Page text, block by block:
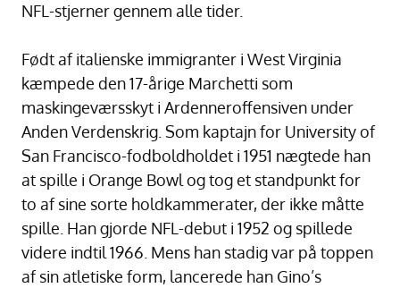
NFL-stjerner gennem alle tider.
Født af italienske immigranter i West Virginia
kæmpede den 17-årige Marchetti som
maskingeværsskyt i Ardenneroffensiven under
Anden Verdenskrig. Som kaptajn for University of
San Francisco-fodboldholdet i 1951 nægtede han
at spille i Orange Bowl og tog et standpunkt for
to af sine sorte holdkammerater, der ikke måtte
spille. Han gjorde NFL-debut i 1952 og spillede
videre indtil 1966. Mens han stadig var på toppen
af sin atletiske form, lancerede han Gino’s